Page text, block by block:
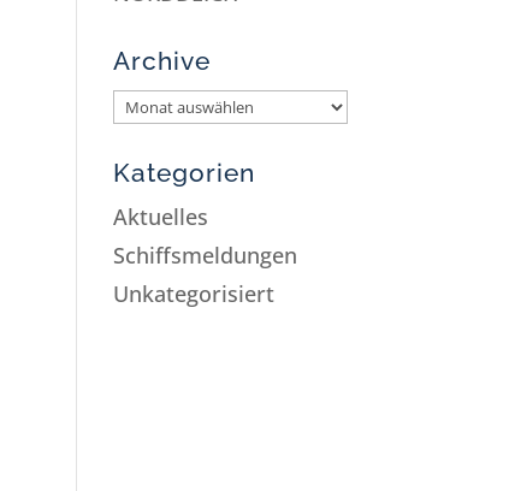
Archive
Kategorien
Aktuelles
Schiffsmeldungen
Unkategorisiert